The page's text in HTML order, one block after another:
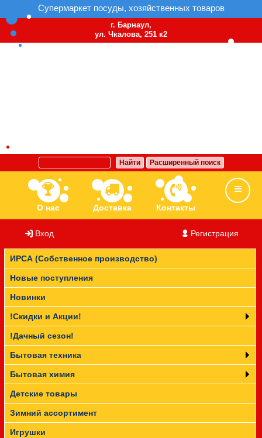
Супермаркет посуды, хозяйственных товаров
г. Барнаул,
ул. Чкалова, 251 к2
Найти Расширенный поиск
О нас Доставка Контакты
Ассортимент Бренды Вакансии
Прайс-лист
Вход Регистрация
ИРСА (Собственное производство)
Новые поступления
Новинки
!Скидки и Акции!
!Дачный сезон!
Бытовая техника
Бытовая химия
Детские товары
Зимний ассортимент
Игрушки